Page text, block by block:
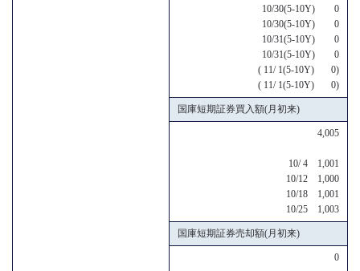
10/30(5-10Y) 0
10/30(5-10Y) 0
10/31(5-10Y) 0
10/31(5-10Y) 0
( 11/ 1(5-10Y) 0)
( 11/ 1(5-10Y) 0)
国庫短期証券買入額(月初来)
4,005
10/ 4 1,001
10/12 1,000
10/18 1,001
10/25 1,003
国庫短期証券売却額(月初来)
0